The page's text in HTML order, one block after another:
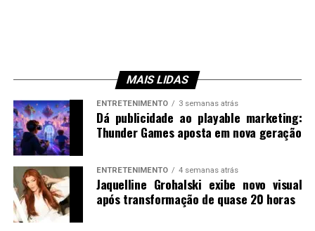
MAIS LIDAS
ENTRETENIMENTO 3 semanas atrás
Dá publicidade ao playable marketing:
Thunder Games aposta em nova geração
ENTRETENIMENTO 4 semanas atrás
Jaquelline Grohalski exibe novo visual
após transformação de quase 20 horas